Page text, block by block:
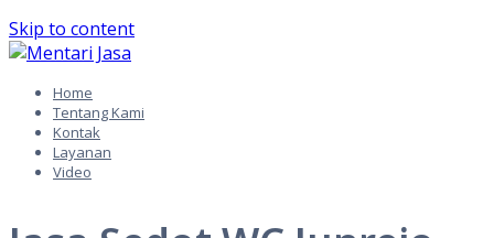
Skip to content
Home
Tentang Kami
Kontak
Layanan
Video